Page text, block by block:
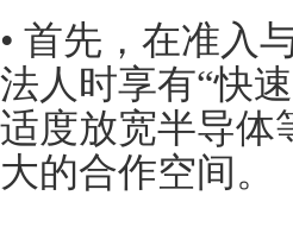
• 首先，在准入
法人时享有“快
适度放宽半导体
大的合作空间。